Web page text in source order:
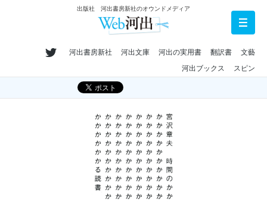
出版社 河出書房新社のオウンドメディア
河出書房新社 河出文庫 河出の実用書 翻訳書
文藝
河出ブックス
スピン